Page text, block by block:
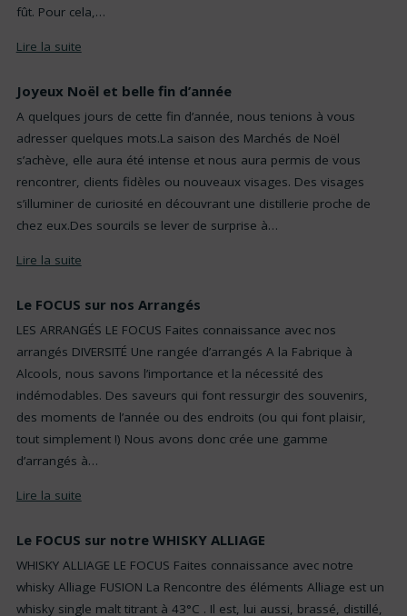
fût. Pour cela,…
Lire la suite
Joyeux Noël et belle fin d’année
A quelques jours de cette fin d’année, nous tenions à vous
adresser quelques mots.La saison des Marchés de Noël
s’achève, elle aura été intense et nous aura permis de vous
rencontrer, clients fidèles ou nouveaux visages. Des visages
s’illuminer de curiosité en découvrant une distillerie proche de
chez eux.Des sourcils se lever de surprise à…
Lire la suite
Le FOCUS sur nos Arrangés
LES ARRANGÉS LE FOCUS Faites connaissance avec nos
arrangés DIVERSITÉ Une rangée d’arrangés A la Fabrique à
Alcools, nous savons l’importance et la nécessité des
indémodables. Des saveurs qui font ressurgir des souvenirs,
des moments de l’année ou des endroits (ou qui font plaisir,
tout simplement !) Nous avons donc crée une gamme
d’arrangés à…
Lire la suite
Le FOCUS sur notre WHISKY ALLIAGE
WHISKY ALLIAGE LE FOCUS Faites connaissance avec notre
whisky Alliage FUSION La Rencontre des éléments Alliage est un
whisky single malt titrant à 43°C . Il est, lui aussi, brassé, distillé,